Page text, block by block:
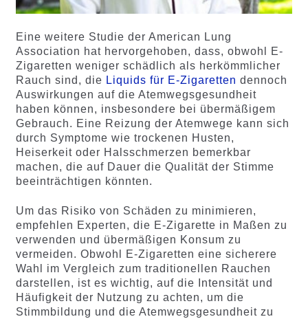
Eine weitere Studie der American Lung
Association hat hervorgehoben, dass, obwohl E-
Zigaretten weniger schädlich als herkömmlicher
Rauch sind, die Liquids für E-Zigaretten dennoch
Auswirkungen auf die Atemwegsgesundheit
haben können, insbesondere bei übermäßigem
Gebrauch. Eine Reizung der Atemwege kann sich
durch Symptome wie trockenen Husten,
Heiserkeit oder Halsschmerzen bemerkbar
machen, die auf Dauer die Qualität der Stimme
beeinträchtigen könnten.
Um das Risiko von Schäden zu minimieren,
empfehlen Experten, die E-Zigarette in Maßen zu
verwenden und übermäßigen Konsum zu
vermeiden. Obwohl E-Zigaretten eine sicherere
Wahl im Vergleich zum traditionellen Rauchen
darstellen, ist es wichtig, auf die Intensität und
Häufigkeit der Nutzung zu achten, um die
Stimmbildung und die Atemwegsgesundheit zu